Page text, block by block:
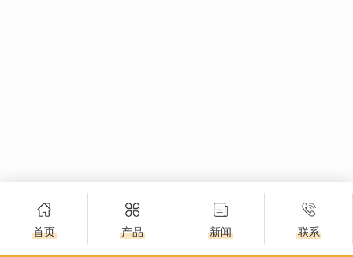
首页 产品 新闻 联系